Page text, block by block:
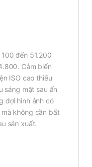
đến 51.200
Cảm biến
ISO cao thiếu
sáng mặt sau ấn
đợi hình ảnh có
không cần bất
sản xuất.